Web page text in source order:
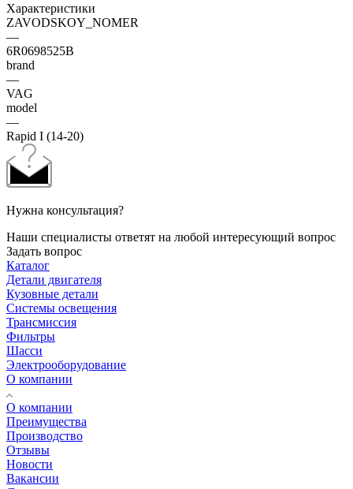
Характеристики
ZAVODSKOY_NOMER
—
6R0698525B
brand
—
VAG
model
—
Rapid I (14-20)
Нужна консультация?
Наши специалисты ответят на любой интересующий вопрос
Задать вопрос
Каталог
Детали двигателя
Кузовные детали
Системы освещения
Трансмиссия
Фильтры
Шасси
Электрооборудование
О компании
О компании
Преимущества
Производство
Отзывы
Новости
Вакансии